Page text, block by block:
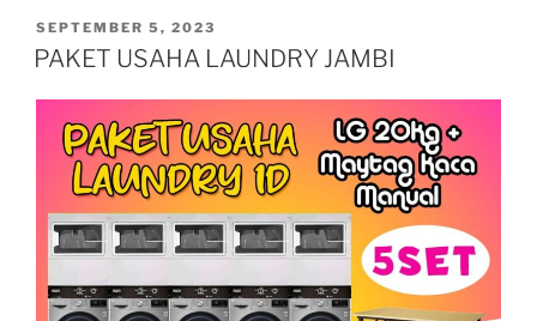
SEPTEMBER 5, 2023
PAKET USAHA LAUNDRY JAMBI